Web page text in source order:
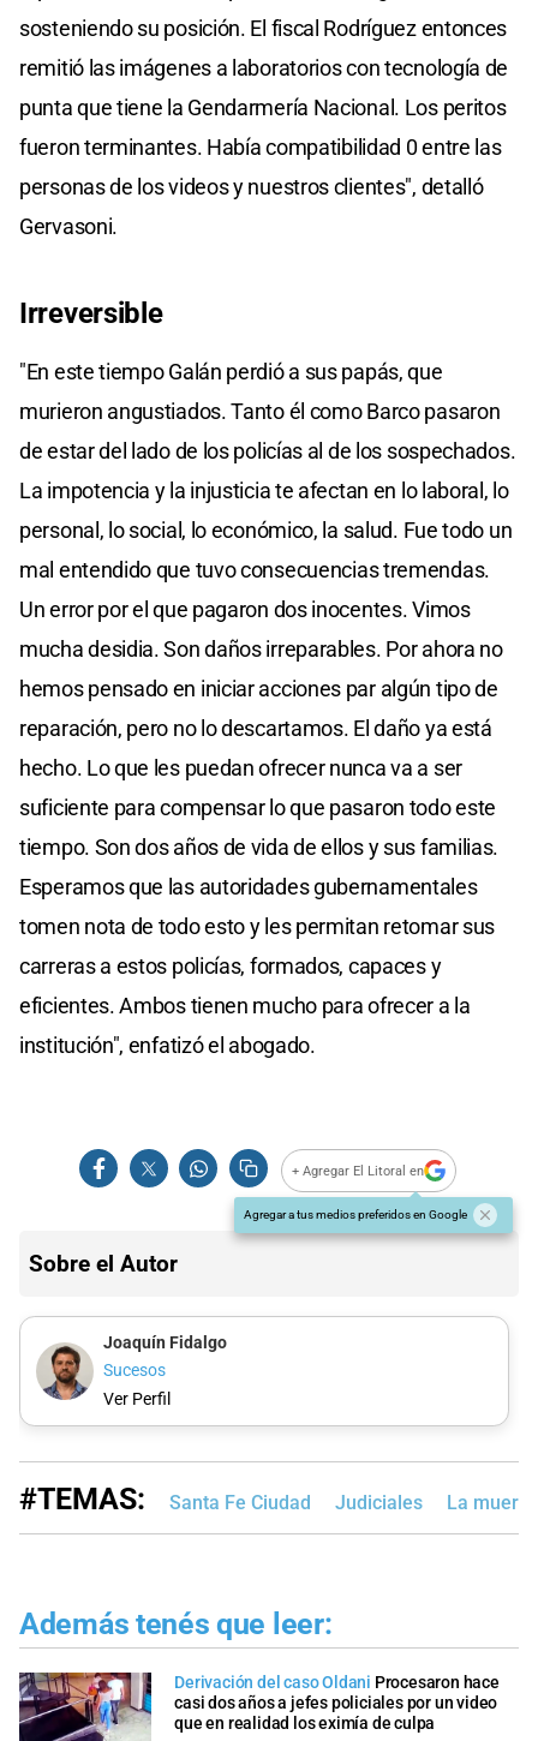
sosteniendo su posición. El fiscal Rodríguez entonces
remitió las imágenes a laboratorios con tecnología de
punta que tiene la Gendarmería Nacional. Los peritos
fueron terminantes. Había compatibilidad 0 entre las
personas de los videos y nuestros clientes", detalló
Gervasoni.
Irreversible
"En este tiempo Galán perdió a sus papás, que
murieron angustiados. Tanto él como Barco pasaron
de estar del lado de los policías al de los sospechados.
La impotencia y la injusticia te afectan en lo laboral, lo
personal, lo social, lo económico, la salud. Fue todo un
mal entendido que tuvo consecuencias tremendas.
Un error por el que pagaron dos inocentes. Vimos
mucha desidia. Son daños irreparables. Por ahora no
hemos pensado en iniciar acciones par algún tipo de
reparación, pero no lo descartamos. El daño ya está
hecho. Lo que les puedan ofrecer nunca va a ser
suficiente para compensar lo que pasaron todo este
tiempo. Son dos años de vida de ellos y sus familias.
Esperamos que las autoridades gubernamentales
tomen nota de todo esto y les permitan retomar sus
carreras a estos policías, formados, capaces y
eficientes. Ambos tienen mucho para ofrecer a la
institución", enfatizó el abogado.
+ Agregar El Litoral en
Agregar a tus medios preferidos en Google
Sobre el Autor
Joaquín Fidalgo
Sucesos
Ver Perfil
#TEMAS: Santa Fe Ciudad Judiciales La
Además tenés que leer:
Derivación del caso Oldani Procesaron hace
casi dos años a jefes policiales por un video
que en realidad los eximía de culpa